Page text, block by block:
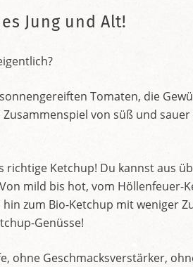
Jung und Alt!
Tomaten, die
von süß und sauer
richtige Ketchup! Du kannst aus
mild bis hot, vom Höllenfeuer-
zum Bio-Ketchup mit weniger
Genüsse!
ohne Geschmacksverstärker,